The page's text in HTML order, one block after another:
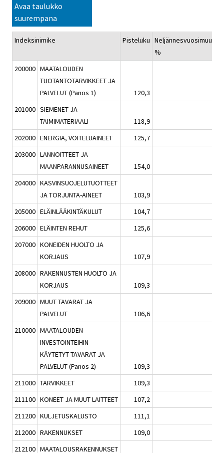
Avaa taulukko
suurempana
Indeksinimike Pisteluku Neljännesvuosimuutos,
%
200000 MAATALOUDEN
TUOTANTOTARVIKKEET JA
PALVELUT (Panos 1)
120,3
201000 SIEMENET JA
TAIMIMATERIAALI
118,9
202000 ENERGIA, VOITELUAINEET 125,7
203000 LANNOITTEET JA
MAANPARANNUSAINEET
154,0
204000 KASVINSUOJELUTUOTTEET
JA TORJUNTA-AINEET
103,9
205000 ELÄINLÄÄKINTÄKULUT 104,7
206000 ELÄINTEN REHUT 125,6
207000 KONEIDEN HUOLTO JA
KORJAUS
107,9
208000 RAKENNUSTEN HUOLTO JA
KORJAUS
109,3
209000 MUUT TAVARAT JA
PALVELUT
106,6
210000 MAATALOUDEN
INVESTOINTEIHIN
KÄYTETYT TAVARAT JA
PALVELUT (Panos 2)
109,3
211000 TARVIKKEET 109,3
211100 KONEET JA MUUT LAITTEET 107,2
211200 KULJETUSKALUSTO 111,1
212000 RAKENNUKSET 109,0
212100 MAATALOUSRAKENNUKSET